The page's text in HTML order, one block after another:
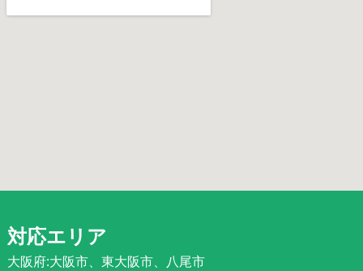
対応エリア
大阪府:大阪市、東大阪市、八尾市